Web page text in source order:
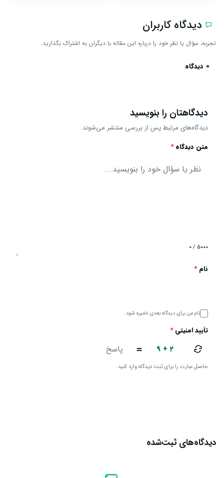
دیدگاه کاربران
تجربه، سؤال یا نظر خود را درباره این مقاله با دیگران به اشتراک بگذارید.
0 دیدگاه
دیدگاهتان را بنویسید
دیدگاه‌های مرتبط پس از بررسی منتشر می‌شوند.
متن دیدگاه*
۰ / ۵۰۰۰
نام*
نام من برای دیدگاه بعدی ذخیره شود.
تأیید امنیتی*
۹ + ۲ =
حاصل عبارت را برای ثبت دیدگاه وارد کنید.
دیدگاه‌های ثبت‌شده